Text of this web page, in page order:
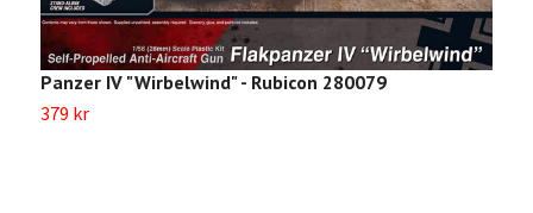
Panzer IV "Wirbelwind" - Rubicon 280079
379 kr